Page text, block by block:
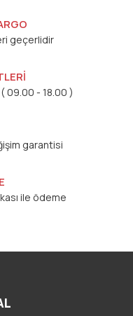
geçerlidir
09.00 - 18.00 )
garantisi
ile ödeme